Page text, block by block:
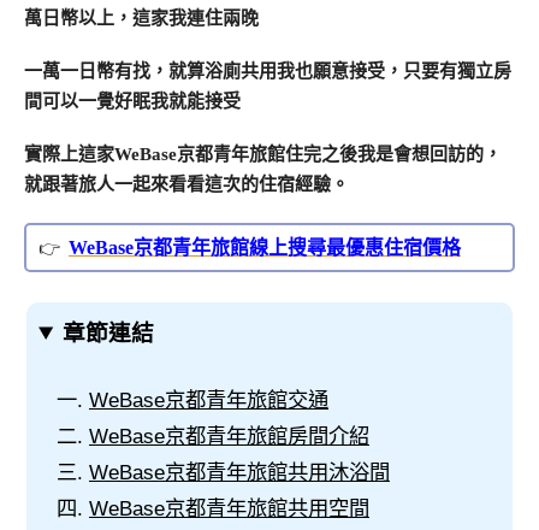
萬日幣以上，這家我連住兩晚
一萬一日幣有找，就算浴廁共用我也願意接受，只要有獨立房
間可以一覺好眠我就能接受
實際上這家WeBase京都青年旅館住完之後我是會想回訪的，
就跟著旅人一起來看看這次的住宿經驗。
WeBase京都青年旅館線上搜尋最優惠住宿價格
章節連結
WeBase京都青年旅館交通
WeBase京都青年旅館房間介紹
WeBase京都青年旅館共用沐浴間
WeBase京都青年旅館共用空間